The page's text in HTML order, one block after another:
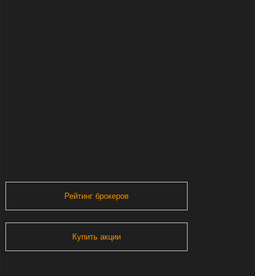
Рейтинг брокеров
Купить акции